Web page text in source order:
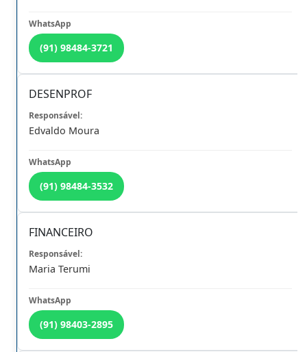
Anuidade 2026
Imprima Aqui
Profissionais e Estudantes
(91) 98484-3721
DESENPROF
Edvaldo Moura
(91) 98484-3532
FINANCEIRO
Maria Terumi
(91) 98403-2895